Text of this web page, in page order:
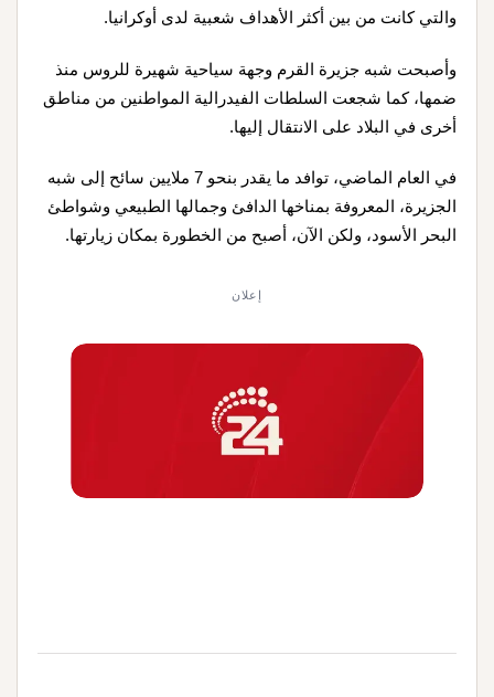
والتي كانت من بين أكثر الأهداف شعبية لدى أوكرانيا.
وأصبحت شبه جزيرة القرم وجهة سياحية شهيرة للروس منذ
ضمها، كما شجعت السلطات الفيدرالية المواطنين من مناطق
أخرى في البلاد على الانتقال إليها.
في العام الماضي، توافد ما يقدر بنحو 7 ملايين سائح إلى شبه
الجزيرة، المعروفة بمناخها الدافئ وجمالها الطبيعي وشواطئ
البحر الأسود، ولكن الآن، أصبح من الخطورة بمكان زيارتها.
إعلان